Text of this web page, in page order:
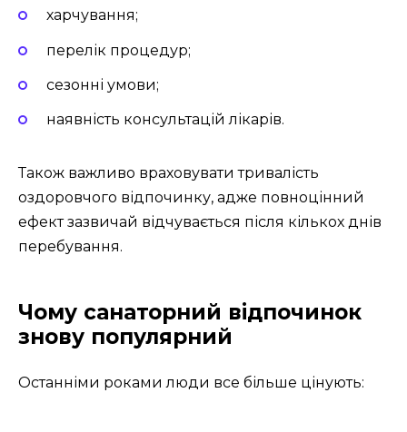
харчування;
перелік процедур;
сезонні умови;
наявність консультацій лікарів.
Також важливо враховувати тривалість
оздоровчого відпочинку, адже повноцінний
ефект зазвичай відчувається після кількох днів
перебування.
Чому санаторний відпочинок
знову популярний
Останніми роками люди все більше цінують: